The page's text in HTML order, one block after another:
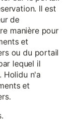
Il est
de
manière pour
et
ou du portail
lequel il
Holidu n'a
et